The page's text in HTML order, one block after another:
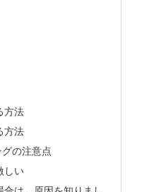
方法
方法
の注意点
しい